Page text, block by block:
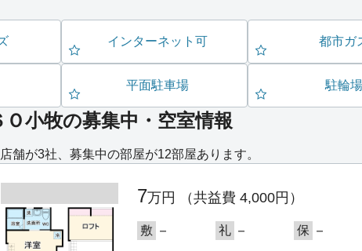
インターネット可 都市ガ
平面駐車場 駐輪場
Ｏ小牧の募集中・空室情報
舗が3社、募集中の部屋が12部屋あります。
7万円 （共益費 4,000円）
敷 － 礼 － 保 －